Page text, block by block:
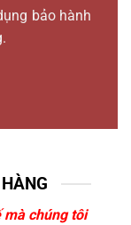
bảo hành
mà chúng tôi